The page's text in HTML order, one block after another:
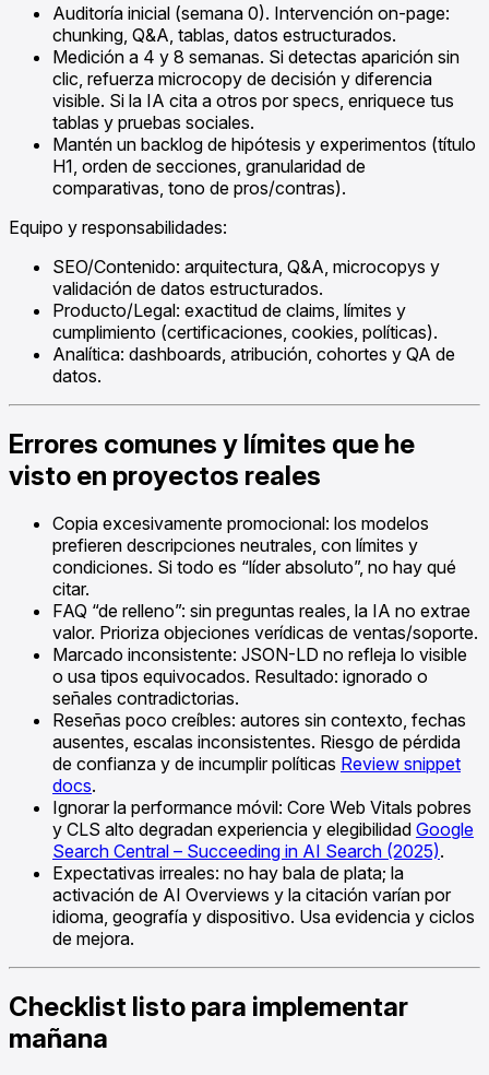
Auditoría inicial (semana 0). Intervención on-page:
chunking, Q&A, tablas, datos estructurados.
Medición a 4 y 8 semanas. Si detectas aparición sin
clic, refuerza microcopy de decisión y diferencia
visible. Si la IA cita a otros por specs, enriquece tus
tablas y pruebas sociales.
Mantén un backlog de hipótesis y experimentos (título
H1, orden de secciones, granularidad de
comparativas, tono de pros/contras).
Equipo y responsabilidades:
SEO/Contenido: arquitectura, Q&A, microcopys y
validación de datos estructurados.
Producto/Legal: exactitud de claims, límites y
cumplimiento (certificaciones, cookies, políticas).
Analítica: dashboards, atribución, cohortes y QA de
datos.
Errores comunes y límites que he
visto en proyectos reales
Copia excesivamente promocional: los modelos
prefieren descripciones neutrales, con límites y
condiciones. Si todo es “líder absoluto”, no hay qué
citar.
FAQ “de relleno”: sin preguntas reales, la IA no extrae
valor. Prioriza objeciones verídicas de ventas/soporte.
Marcado inconsistente: JSON-LD no refleja lo visible
o usa tipos equivocados. Resultado: ignorado o
señales contradictorias.
Reseñas poco creíbles: autores sin contexto, fechas
ausentes, escalas inconsistentes. Riesgo de pérdida
de confianza y de incumplir políticas Review snippet
docs.
Ignorar la performance móvil: Core Web Vitals pobres
y CLS alto degradan experiencia y elegibilidad Google
Search Central – Succeeding in AI Search (2025).
Expectativas irreales: no hay bala de plata; la
activación de AI Overviews y la citación varían por
idioma, geografía y dispositivo. Usa evidencia y ciclos
de mejora.
Checklist listo para implementar
mañana